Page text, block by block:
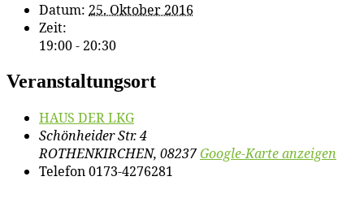
Datum: 25. Oktober 2016
Zeit:
19:00 - 20:30
Veranstaltungsort
HAUS DER LKG
Schönheider Str. 4
ROTHENKIRCHEN, 08237Google-Karte anzeigen
Telefon0173-4276281